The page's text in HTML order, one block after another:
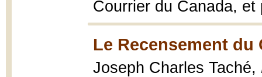
Courrier du Canada,
Le Recensement du
Joseph Charles Taché,